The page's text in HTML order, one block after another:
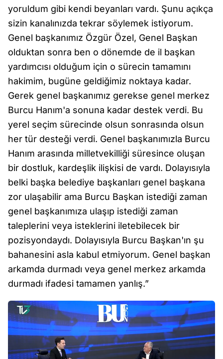
yoruldum gibi kendi beyanları vardı. Şunu açıkça
sizin kanalınızda tekrar söylemek istiyorum.
Genel başkanımız Özgür Özel, Genel Başkan
olduktan sonra ben o dönemde de il başkan
yardımcısı olduğum için o sürecin tamamını
hakimim, bugüne geldiğimiz noktaya kadar.
Gerek genel başkanımız gerekse genel merkez
Burcu Hanım'a sonuna kadar destek verdi. Bu
yerel seçim sürecinde olsun sonrasında olsun
her tür desteği verdi. Genel başkanımızla Burcu
Hanım arasında milletvekilliği süresince oluşan
bir dostluk, kardeşlik ilişkisi de vardı. Dolayısıyla
belki başka belediye başkanları genel başkana
zor ulaşabilir ama Burcu Başkan istediği zaman
genel başkanımıza ulaşıp istediği zaman
taleplerini veya isteklerini iletebilecek bir
pozisyondaydı. Dolayısıyla Burcu Başkan'ın şu
bahanesini asla kabul etmiyorum. Genel başkan
arkamda durmadı veya genel merkez arkamda
durmadı ifadesi tamamen yanlış.”